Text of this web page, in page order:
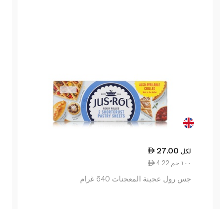
27.00 لكل
4.22 ١٠٠ جم
جس رول عجينة المعجنات 640 غرام